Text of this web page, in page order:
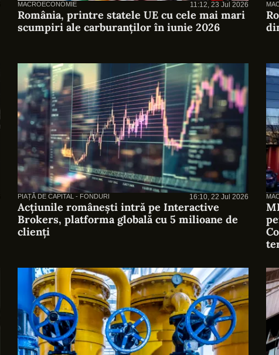
MACROECONOMIE 11:12, 23 Jul 2026
România, printre statele UE cu cele mai mari
scumpiri ale carburanților în iunie 2026
PIAȚĂ DE CAPITAL - FONDURI 16:10, 22 Jul 2026
Acțiunile românești intră pe Interactive
Brokers, platforma globală cu 5 milioane de
clienți